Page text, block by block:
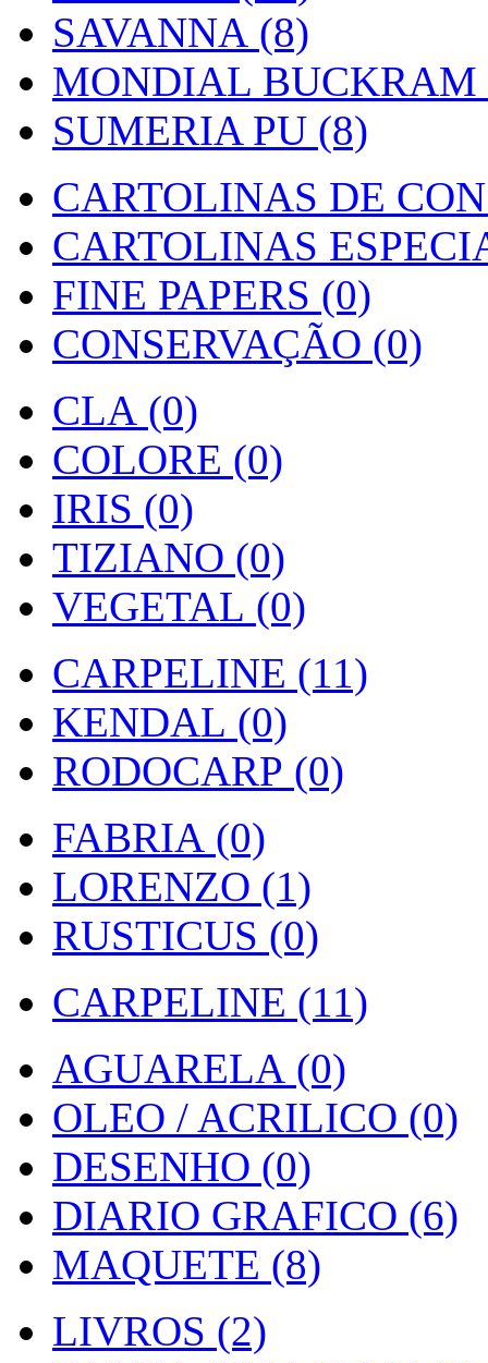
SAVANNA (8)
MONDIAL BUCKRAM
SUMERIA PU (8)
CARTOLINAS DE
CARTOLINAS
FINE PAPERS (0)
CONSERVAÇÃO (0)
CLA (0)
COLORE (0)
IRIS (0)
TIZIANO (0)
VEGETAL (0)
CARPELINE (11)
KENDAL (0)
RODOCARP (0)
FABRIA (0)
LORENZO (1)
RUSTICUS (0)
CARPELINE (11)
AGUARELA (0)
OLEO / ACRILICO (0)
DESENHO (0)
DIARIO GRAFICO (6)
MAQUETE (8)
LIVROS (2)